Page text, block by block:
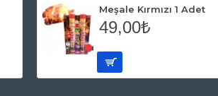
Emzikli Erkek Bebek Folyo
60,00₺